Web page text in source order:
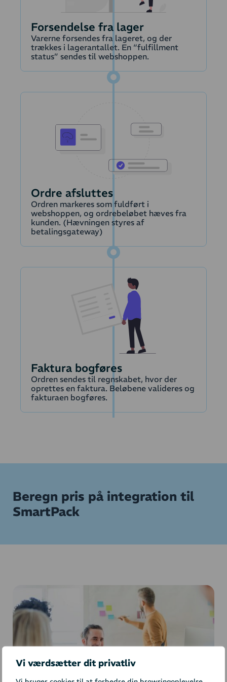
Vi værdsætter dit privatliv
Lager
dele, så du kan
fokusere på at andre
opgaver.
Forsendelse fra lager
Varerne forsendes fra lageret, og der
trækkes i lagerantallet. En “fulfillment
status” sendes til webshoppen.
Ordre afsluttes
Ordren markeres som fuldført i
webshoppen, og ordrebeløbet hæves fra
kunden. (Hævningen styres af
betalingsgateway)
Faktura bogføres
Ordren sendes til regnskabet, hvor der
oprettes en faktura. Beløbene valideres og
fakturaen bogføres.
Beregn pris på integration til
SmartPack